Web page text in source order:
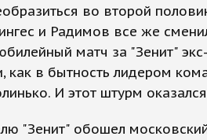
во второй
и Радимов все же
матч за "Зенит"
как в бытность лидером
И этот штурм
"Зенит" обошел